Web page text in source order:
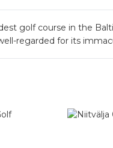
golf course in the
regarded for its